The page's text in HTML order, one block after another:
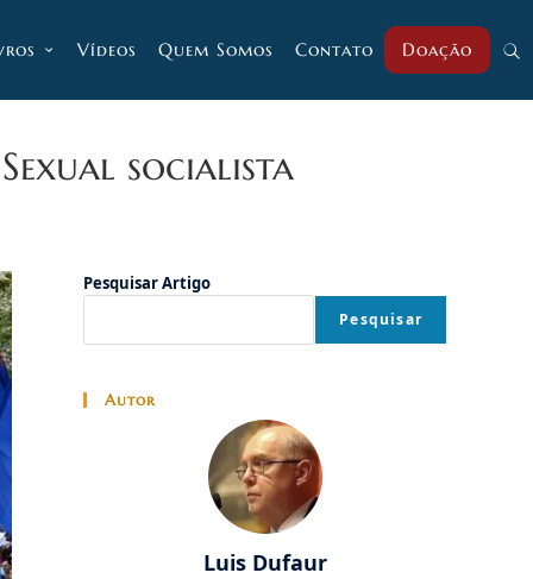
Vídeos Quem Somos Contato Doação
socialista
Pesquisar Artigo
Pesquisar
Autor
Luis Dufaur